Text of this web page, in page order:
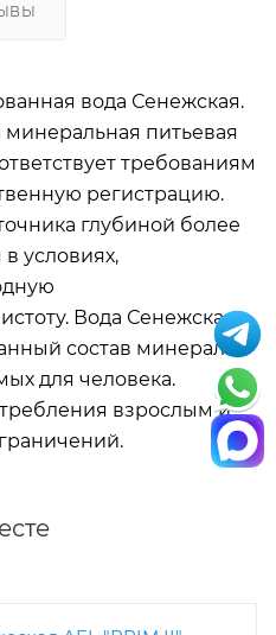
вода Сенежская.
требованиям
регистрацию.
глубиной более
условиях,
Вода Сенежская
состав минералов
для человека.
взрослым и